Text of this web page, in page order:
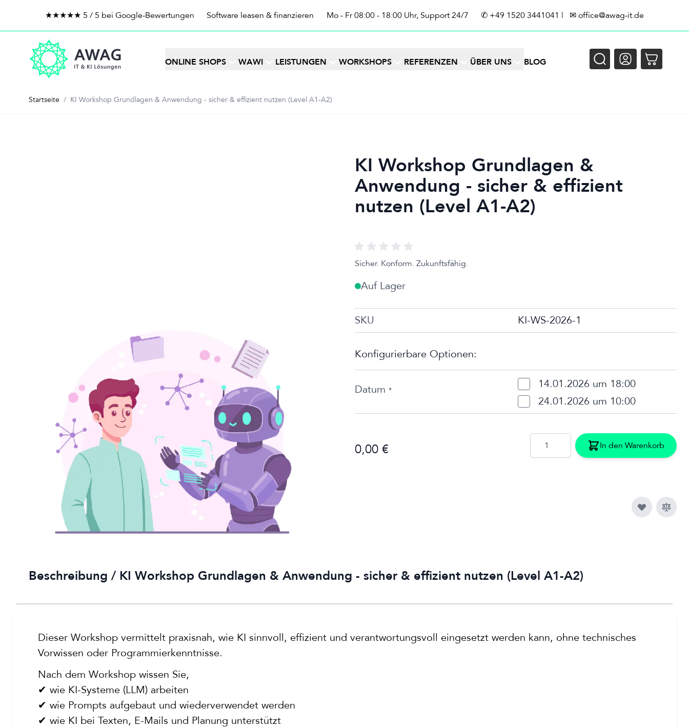
★★★★★ 5 / 5 bei Google-Bewertungen Software leasen & finanzieren Mo - Fr 08:00 - 18:00 Uhr, Support 24/7 ✆ +49 1520 3441041 | ✉ office@awag-it.de
Zum Inhalt springen
ONLINE SHOPS WAWI LEISTUNGEN WORKSHOPS REFERENZEN ÜBER UNS BLOG
Startseite / KI Workshop Grundlagen & Anwendung - sicher & effizient nutzen (Level A1-A2)
KI Workshop Grundlagen &
Anwendung - sicher & effizient
nutzen (Level A1-A2)
Sicher. Konform. Zukunftsfähig.
Auf Lager
SKU KI-WS-2026-1
Konfigurierbare Optionen:
Datum *
14.01.2026 um 18:00
24.01.2026 um 10:00
0,00 €
Menge In den Warenkorb
Beschreibung / KI Workshop Grundlagen & Anwendung - sicher & effizient nutzen (Level A1-A2)
Dieser Workshop vermittelt praxisnah, wie KI sinnvoll, effizient und verantwortungsvoll eingesetzt werden kann, ohne technisches
Vorwissen oder Programmierkenntnisse.
Nach dem Workshop wissen Sie,
✔ wie KI-Systeme (LLM) arbeiten
✔ wie Prompts aufgebaut und wiederverwendet werden
✔ wie KI bei Texten, E-Mails und Planung unterstützt